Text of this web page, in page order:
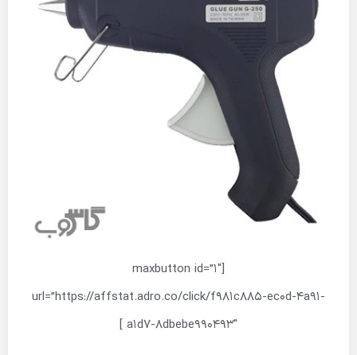
[maxbutton id=”1″
url=”https://affstat.adro.co/click/f981c885-ec0d-4a91-
a1d7-8dbebe990493″ ]